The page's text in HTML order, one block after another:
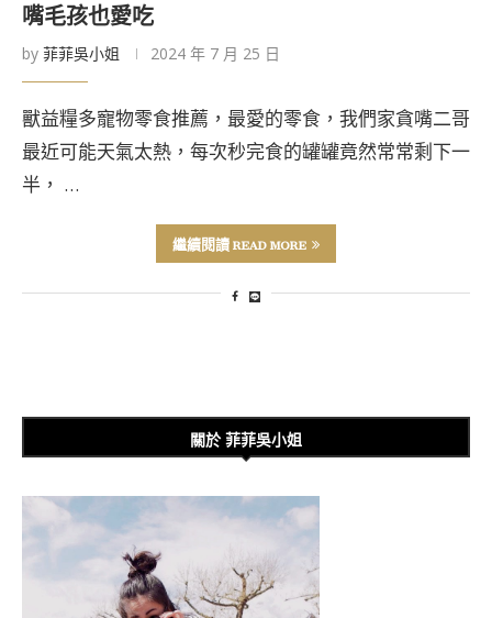
嘴毛孩也愛吃
by 菲菲吳小姐 2024 年 7 月 25 日
獸益糧多寵物零食推薦，最愛的零食，我們家貪嘴二哥
最近可能天氣太熱，每次秒完食的罐罐竟然常常剩下一
半， …
繼續閱讀 READ MORE
關於 菲菲吳小姐